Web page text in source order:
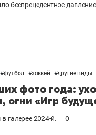
беспрецедентное
#футбол #хоккей #другие виды
фото года:
огни «Игр
галерее 2024-й. 0